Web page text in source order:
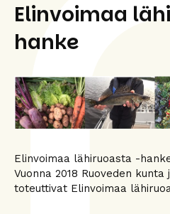
Elinvoimaa
hanke
Elinvoimaa lähiruoasta -
Vuonna 2018 Ruoveden
toteuttivat Elinvoimaa